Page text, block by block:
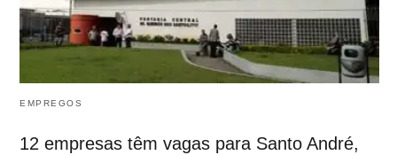
EMPREGOS
12 empresas têm vagas para Santo André,